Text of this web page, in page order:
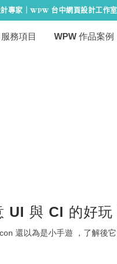
務項目 WPW 作品案例
UI 與 CI 的好
還以為是小手遊 ，了解後